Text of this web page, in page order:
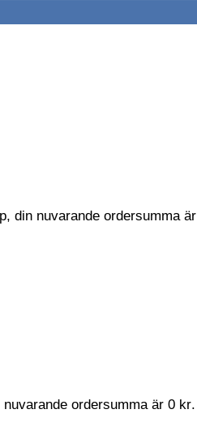
din nuvarande ordersumma är
ordersumma är 0 kr.